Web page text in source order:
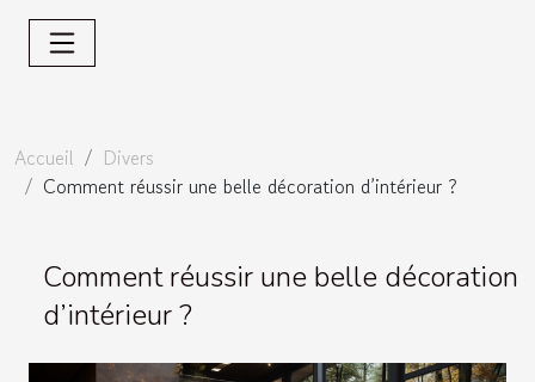
Accueil
Divers
Comment réussir une belle décoration d’intérieur ?
Comment réussir une belle décoration
d’intérieur ?